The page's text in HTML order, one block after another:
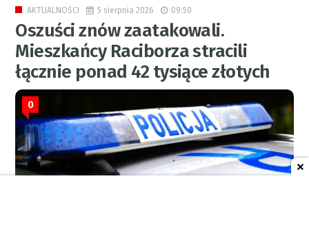
AKTUALNOŚCI 5 sierpnia 2026 09:50
Oszuści znów zaatakowali.
Mieszkańcy Raciborza stracili
łącznie ponad 42 tysiące złotych
0